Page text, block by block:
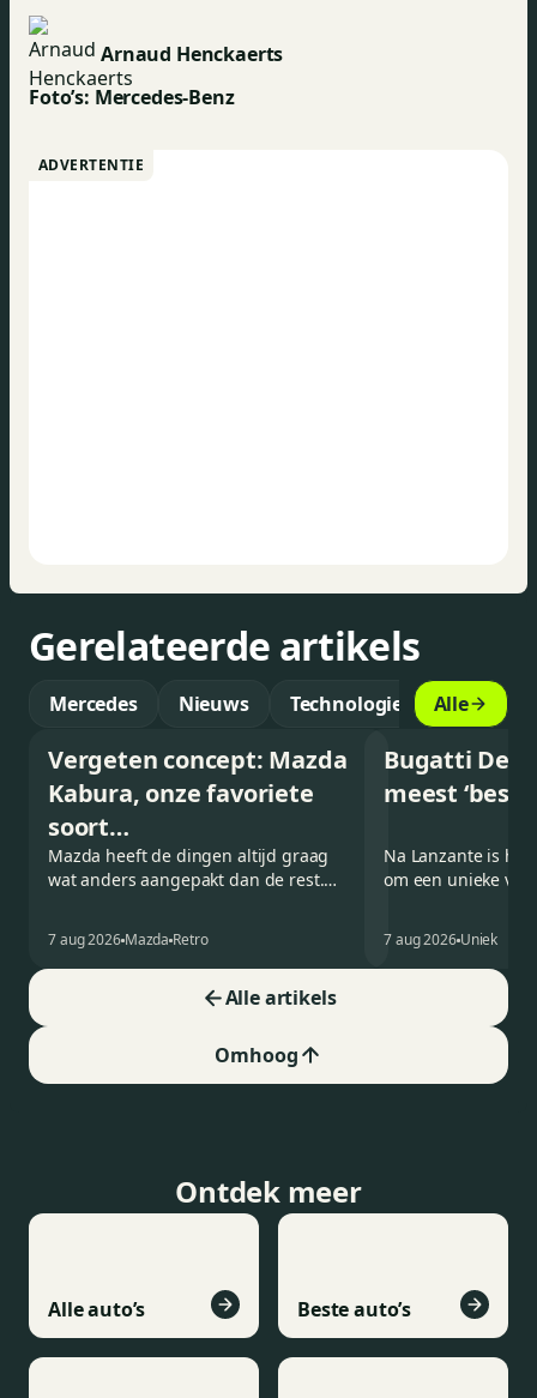
Arnaud Henckaerts
Foto’s: Mercedes-Benz
ADVERTENTIE
Gerelateerde artikels
Mercedes Nieuws Technologie Alle
Vergeten concept: Mazda
Kabura, onze favoriete
soort
achterwielaandrijver
Mazda heeft de dingen altijd graag
wat anders aangepakt dan de rest.
debuteerde in Detroit bewijst dat op
heel knappe wijze.
7 aug 2026Mazda Retro
Bugatti
meest
Na Lanzante is
om een unieke
gehomologeerd
openbare weg.
7 aug 2026Uniek
Alle artikels
Omhoog
Ontdek meer
Alle auto’s Beste auto’s